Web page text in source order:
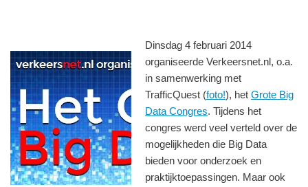
Dinsdag 4 februari 2014
organiseerde Verkeersnet.nl, o.a.
in samenwerking met
TrafficQuest (foto!), het Grote Big
Data Congres. Tijdens het
congres werd veel verteld over de
mogelijkheden die Big Data
bieden voor onderzoek en
praktijktoepassingen. Maar ook